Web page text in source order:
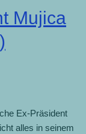
Mujica
Ex-Präsident
alles in seinem